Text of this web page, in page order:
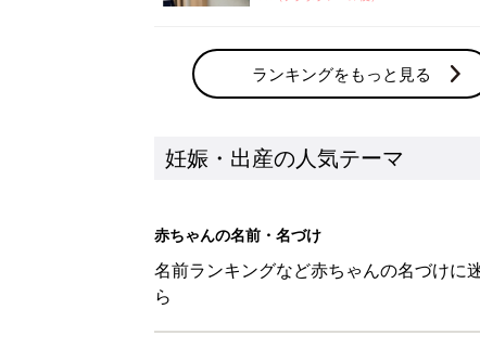
ランキングをもっと見る
妊娠・出産の人気テーマ
赤ちゃんの名前・名づけ
名前ランキングなど赤ちゃんの名づけに
ら